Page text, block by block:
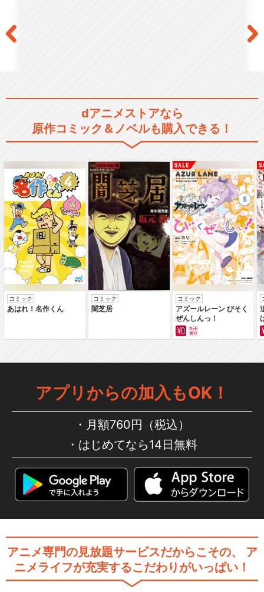
dアニメストアなら
原作コミック＆ノベルも購入できる！
コミック
あはれ！名作くん
コミック
闇芝居
コミック
アズールレーン びそく
ぜんしんっ！
アプリからの加入もOK！
月額760円（税込）
はじめてなら14日無料
アニメ専門の見放題サービスだからこその、
ア
ニメライフが充実するこだわりがいっぱい！